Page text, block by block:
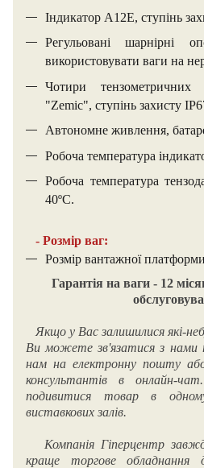
Індикатор A12E, ступінь
Регульовані шарнірні
використовувати ваги на
Чотири
"Zemic", ступінь захисту
Автономне живлення,
Робоча температура
Робоча температура
40ºС.
- Розмір ваг:
Розмір вантажної
Гарантія на ваги - 12
Якщо у Вас залишилися які-
Ви можете зв'язатися з нами
нам на електронну пошту
консультантів в онлайн-
подивитися товар в
виставкових залів.
Компанія Гіперцентр
краще торгове обладнання